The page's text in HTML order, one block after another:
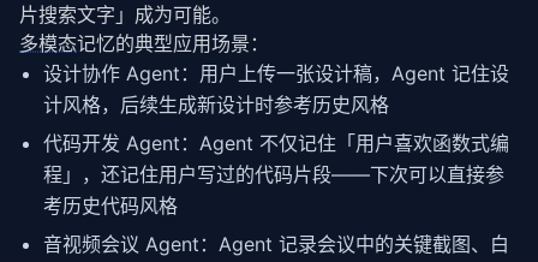
片搜索文字」成为可能。
多模态记忆的典型应用场景：
设计协作 Agent：用户上传一张设计稿，Agent 记住设
计风格，后续生成新设计时参考历史风格
代码开发 Agent：Agent 不仅记住「用户喜欢函数式编
程」，还记住用户写过的代码片段——下次可以直接参
考历史代码风格
音视频会议 Agent：Agent 记录会议中的关键截图、白